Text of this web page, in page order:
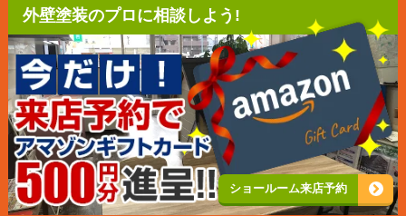
外壁塗装のプロに相談しよう!
ショールーム来店予約